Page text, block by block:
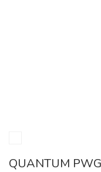
QUANTUM